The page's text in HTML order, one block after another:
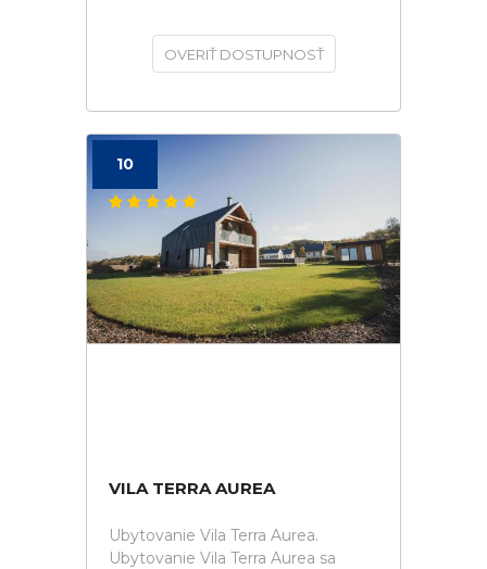
OVERIŤ DOSTUPNOSŤ
10
VILA TERRA AUREA
Ubytovanie Vila Terra Aurea.
Ubytovanie Vila Terra Aurea sa